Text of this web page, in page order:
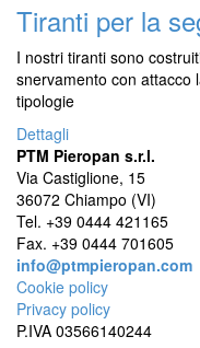
Tiranti per la
I nostri tiranti sono
snervamento con attacco
tipologie
Dettagli
PTM Pieropan s.r.l.
Via Castiglione, 15
36072 Chiampo (VI)
Tel. +39 0444 421165
Fax. +39 0444 701605
info@ptmpieropan.com
Cookie policy
Privacy policy
P.IVA 03566140244